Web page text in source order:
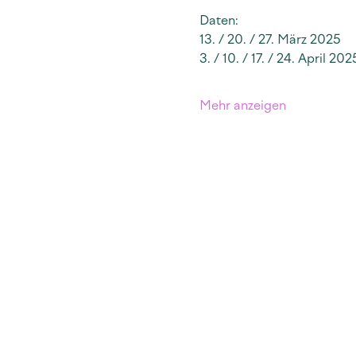
Daten:
13. / 20. / 27. März 2025
3. / 10. / 17. / 24. April
Mehr anzeigen